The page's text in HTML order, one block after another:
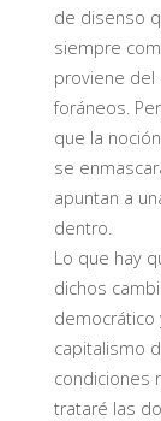
de disenso
siempre
proviene del
foráneos.
que la
se
apuntan a
dentro.
Lo que hay
dichos
democrático
capitalismo
condiciones
trataré las